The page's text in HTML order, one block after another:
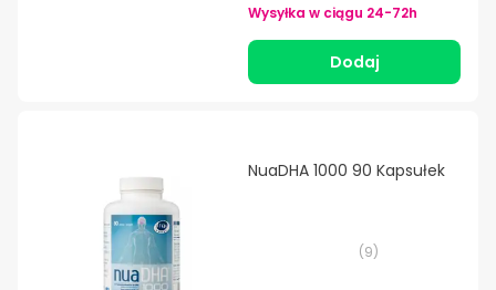
Wysyłka w ciągu 24-72h
Dodaj
NuaDHA 1000 90 Kapsułek
(9)